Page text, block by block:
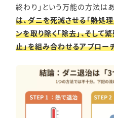
終わり」という万能の方法は
は、ダニを死滅させる「熱処
ンを取り除く「除去」、そし
止」を組み合わせるアプロー